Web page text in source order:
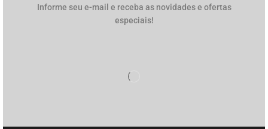
Informe seu e-mail e receba as novidades e ofertas
especiais!